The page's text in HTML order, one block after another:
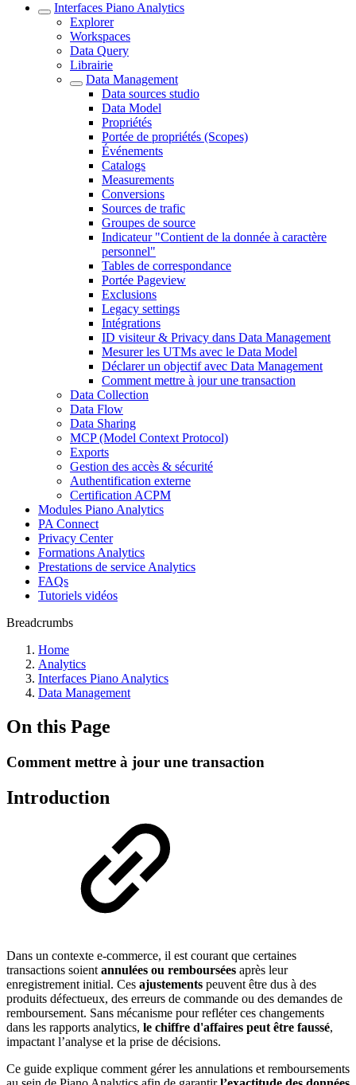
Interfaces Piano Analytics
Explorer
Workspaces
Data Query
Librairie
Data Management
Data sources studio
Data Model
Propriétés
Portée de propriétés (Scopes)
Événements
Catalogs
Measurements
Conversions
Sources de trafic
Groupes de source
Indicateur "Contient de la donnée à caractère
personnel"
Tables de correspondance
Portée Pageview
Exclusions
Legacy settings
Intégrations
ID visiteur & Privacy dans Data Management
Mesurer les UTMs avec le Data Model
Déclarer un objectif avec Data Management
Comment mettre à jour une transaction
Data Collection
Data Flow
Data Sharing
MCP (Model Context Protocol)
Exports
Gestion des accès & sécurité
Authentification externe
Certification ACPM
Modules Piano Analytics
PA Connect
Privacy Center
Formations Analytics
Prestations de service Analytics
FAQs
Tutoriels vidéos
Breadcrumbs
Home
Analytics
Interfaces Piano Analytics
Data Management
On this Page
Comment mettre à jour une transaction
Introduction
Dans un contexte e-commerce, il est courant que certaines
transactions soient annulées ou remboursées après leur
enregistrement initial. Ces ajustements peuvent être dus à des
produits défectueux, des erreurs de commande ou des demandes de
remboursement. Sans mécanisme pour refléter ces changements
dans les rapports analytics, le chiffre d'affaires peut être faussé,
impactant l’analyse et la prise de décisions.
Ce guide explique comment gérer les annulations et remboursements